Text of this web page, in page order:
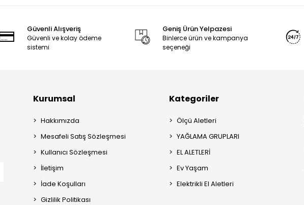
Güvenli Alışveriş
Güvenli ve kolay ödeme
sistemi
Geniş Ürün Yelpazesi
Binlerce ürün ve kampanya
seçeneği
Kurumsal
Hakkımızda
Mesafeli Satış Sözleşmesi
Kullanıcı Sözleşmesi
İletişim
İade Koşulları
Gizlilik Politikası
Kategoriler
Ölçü Aletleri
YAĞLAMA GRUPLARI
EL ALETLERİ
Ev Yaşam
Elektrikli El Aletleri